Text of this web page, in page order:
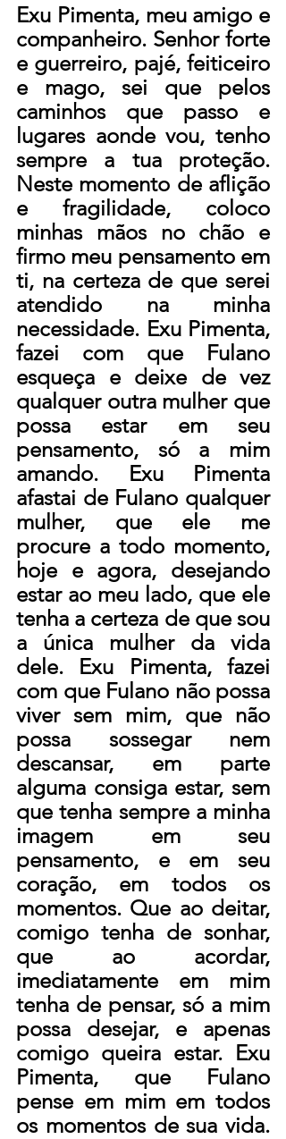
Exu Pimenta, meu amigo e
companheiro. Senhor forte
e guerreiro, pajé, feiticeiro
e mago, sei que pelos
caminhos que passo e
lugares aonde vou, tenho
sempre a tua proteção.
Neste momento de aflição
e fragilidade, coloco
minhas mãos no chão e
firmo meu pensamento em
ti, na certeza de que serei
atendido na minha
necessidade. Exu Pimenta,
fazei com que Fulano
esqueça e deixe de vez
qualquer outra mulher que
possa estar em seu
pensamento, só a mim
amando. Exu Pimenta
afastai de Fulano qualquer
mulher, que ele me
procure a todo momento,
hoje e agora, desejando
estar ao meu lado, que ele
tenha a certeza de que sou
a única mulher da vida
dele. Exu Pimenta, fazei
com que Fulano não possa
viver sem mim, que não
possa sossegar nem
descansar, em parte
alguma consiga estar, sem
que tenha sempre a minha
imagem em seu
pensamento, e em seu
coração, em todos os
momentos. Que ao deitar,
comigo tenha de sonhar,
que ao acordar,
imediatamente em mim
tenha de pensar, só a mim
possa desejar, e apenas
comigo queira estar. Exu
Pimenta, que Fulano
pense em mim em todos
os momentos de sua vida.